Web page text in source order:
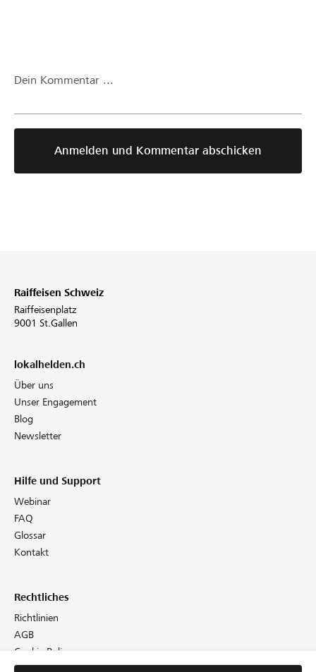
untersttzung-
projekt-
war-
erfolgreich-
Dein Kommentar ...
Anmelden und Kommentar abschicken
Raiffeisen Schweiz
Raiffeisenplatz
9001 St.Gallen
lokalhelden.ch
Über uns
Unser Engagement
Blog
Newsletter
Hilfe und Support
Webinar
FAQ
Glossar
Kontakt
Rechtliches
Richtlinien
AGB
Cookie Policy
Datenschutz